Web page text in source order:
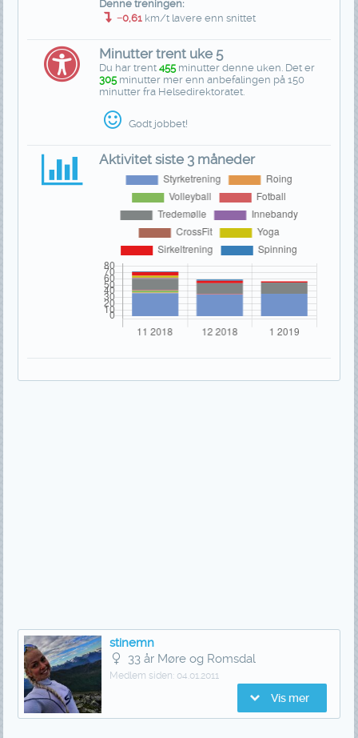
Denne treningen:
−0,61 km/t lavere enn snittet
Minutter trent uke 5
Du har trent455minutter denne uken. Det er
305minutter mer enn anbefalingen på 150
minutter fra Helsedirektoratet.
Godt jobbet!
Aktivitet siste 3 måneder
stinemn
33 år Møre og Romsdal
Medlem siden: 04.01.2011
Vis mer